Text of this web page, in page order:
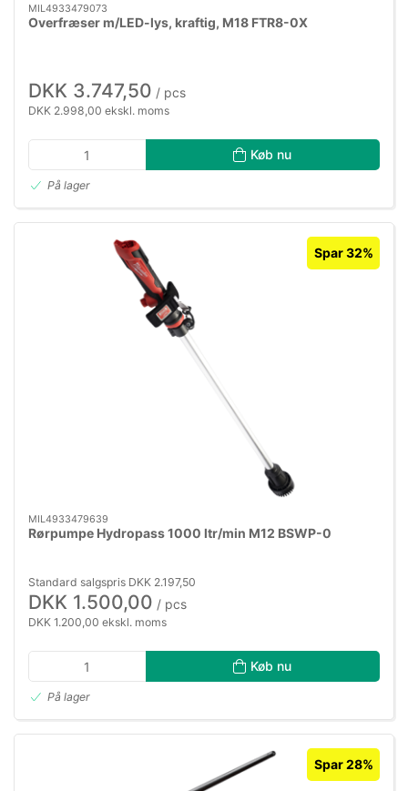
MIL4933479073
Overfræser m/LED-lys, kraftig, M18 FTR8-0X
DKK 3.747,50 / pcs
DKK 2.998,00 ekskl. moms
Køb nu
På lager
Spar 32%
MIL4933479639
Rørpumpe Hydropass 1000 ltr/min M12 BSWP-0
Standard salgspris DKK 2.197,50
DKK 1.500,00 / pcs
DKK 1.200,00 ekskl. moms
Køb nu
På lager
Spar 28%